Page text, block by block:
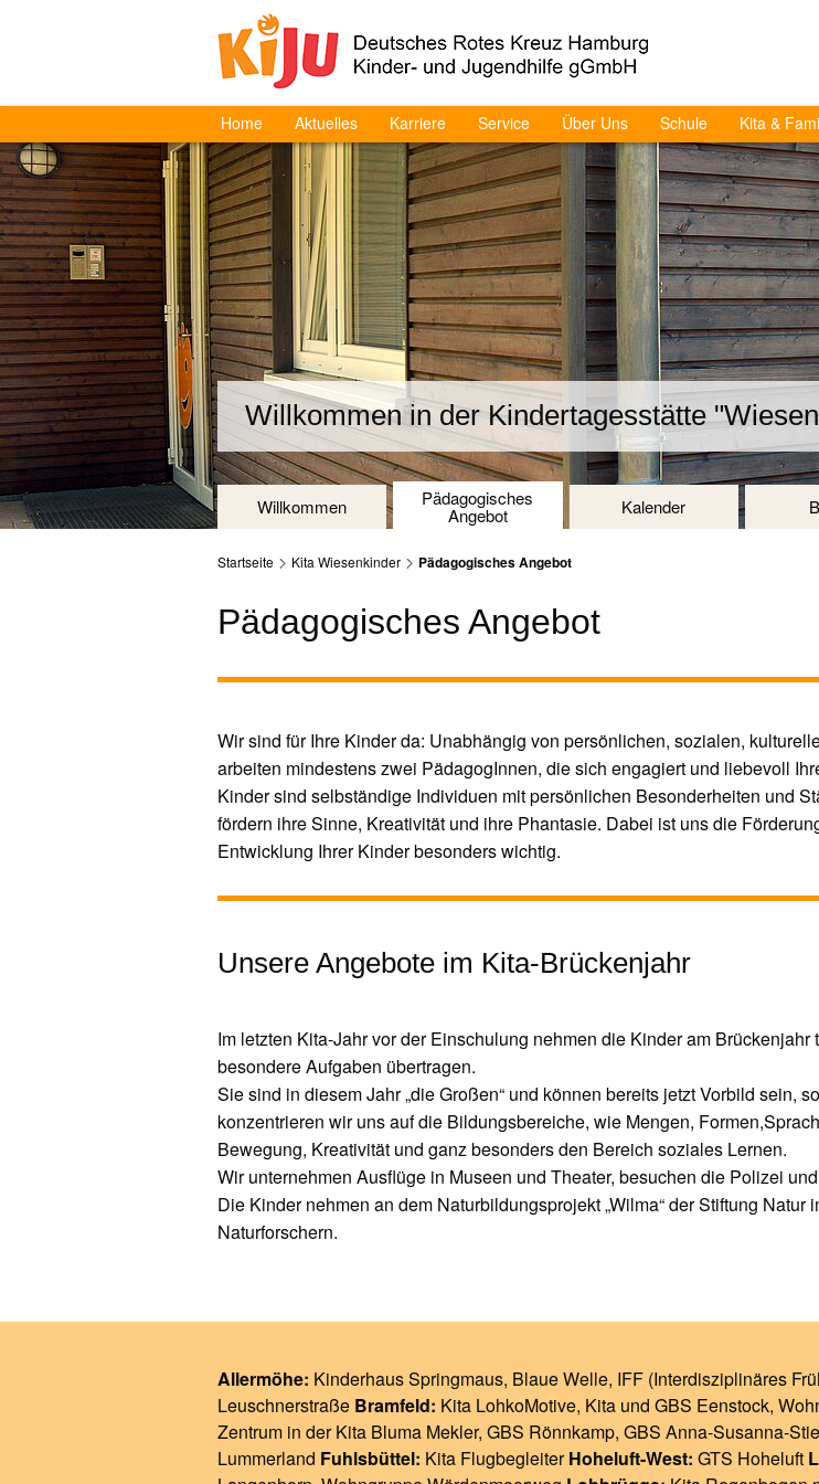
Home Aktuelles Karriere Service Über Uns Schule Kita &
Willkommen in der Kindertagesstätte
Willkommen Pädagogisches
Angebot Kalender
Startseite Kita Wiesenkinder Pädagogisches Angebot
Pädagogisches Angebot
Wir sind für Ihre Kinder da: Unabhängig von persönlichen, sozialen,
arbeiten mindestens zwei PädagogInnen, die sich engagiert und liebevoll
Kinder sind selbständige Individuen mit persönlichen Besonderheiten und
fördern ihre Sinne, Kreativität und ihre Phantasie. Dabei ist uns die
Entwicklung Ihrer Kinder besonders wichtig.
Unsere Angebote im Kita-Brückenjahr
Im letzten Kita-Jahr vor der Einschulung nehmen die Kinder am
besondere Aufgaben übertragen.
Sie sind in diesem Jahr „die Großen“ und können bereits jetzt Vorbild sein,
konzentrieren wir uns auf die Bildungsbereiche, wie Mengen,
Bewegung, Kreativität und ganz besonders den Bereich soziales Lernen.
Wir unternehmen Ausflüge in Museen und Theater, besuchen die Polizei
Die Kinder nehmen an dem Naturbildungsprojekt „Wilma“ der Stiftung
Naturforschern.
Allermöhe: Kinderhaus Springmaus, Blaue Welle, IFF (Interdisziplinäres
Leuschnerstraße Bramfeld: Kita LohkoMotive, Kita und GBS Eenstock,
Zentrum in der Kita Bluma Mekler, GBS Rönnkamp, GBS Anna-Susanna-
Lummerland Fuhlsbüttel: Kita Flugbegleiter Hoheluft-West: GTS Hoheluft